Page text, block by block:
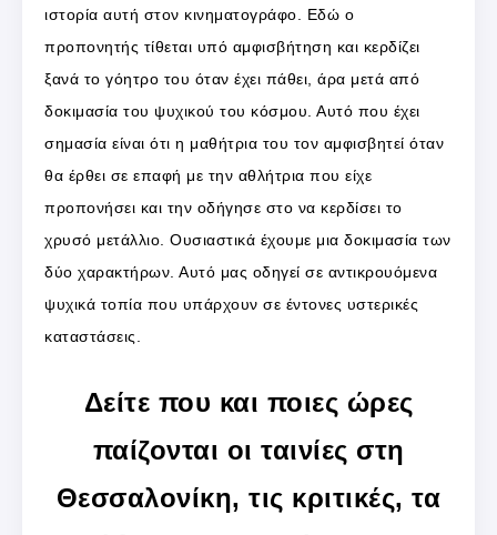
ιστορία αυτή στον κινηματογράφο. Εδώ ο
προπονητής τίθεται υπό αμφισβήτηση και κερδίζει
ξανά το γόητρο του όταν έχει πάθει, άρα μετά από
δοκιμασία του ψυχικού του κόσμου. Αυτό που έχει
σημασία είναι ότι η μαθήτρια του τον αμφισβητεί όταν
θα έρθει σε επαφή με την αθλήτρια που είχε
προπονήσει και την οδήγησε στο να κερδίσει το
χρυσό μετάλλιο. Ουσιαστικά έχουμε μια δοκιμασία των
δύο χαρακτήρων. Αυτό μας οδηγεί σε αντικρουόμενα
ψυχικά τοπία που υπάρχουν σε έντονες υστερικές
καταστάσεις.
Δείτε που και ποιες ώρες
παίζονται οι ταινίες στη
Θεσσαλονίκη, τις κριτικές, τα